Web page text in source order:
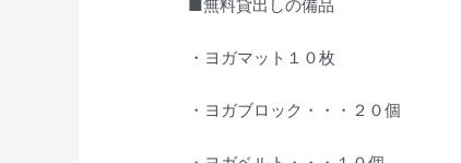
■無料貸出しの備品
・ヨガマット１０枚
・ヨガブロック・・・２０個